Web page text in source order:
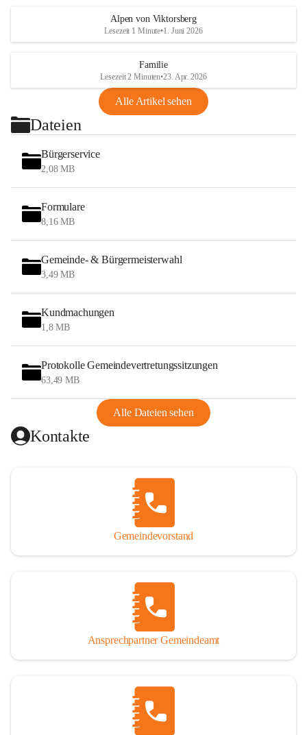
Alpen von Viktorsberg
Lesezeit 1 Minute•1. Juni 2026
Familie
Lesezeit 2 Minuten•23. Apr. 2026
Alle Artikel sehen
Dateien
Bürgerservice
2,08 MB
Formulare
8,16 MB
Gemeinde- & Bürgermeisterwahl
3,49 MB
Kundmachungen
1,8 MB
Protokolle Gemeindevertretungssitzungen
63,49 MB
Alle Dateien sehen
Kontakte
Gemeindevorstand
Ansprechpartner Gemeindeamt